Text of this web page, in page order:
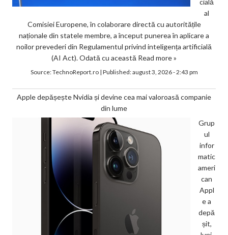
cială
al
Comisiei Europene, în colaborare directă cu autoritățile
naționale din statele membre, a început punerea în aplicare a
noilor prevederi din Regulamentul privind inteligența artificială
(AI Act). Odată cu această Read more »
Source:TechnoReport.ro| Published:august 3, 2026 - 2:43 pm
Apple depășește Nvidia și devine cea mai valoroasă companie
din lume
Grup
ul
infor
matic
ameri
can
Appl
e a
depă
șit,